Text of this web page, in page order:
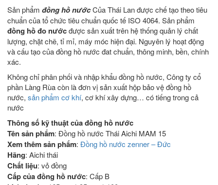
Sản phẩm đồng hồ nướcCủa Thái Lan được chế tạo theo tiêu
chuẩn của tổ chức tiêu chuẩn quốc tế ISO 4064. Sản phẩm
đồng hồ đo nướcđược sản xuất trên hệ thống quản lý chất
lượng, chặt chẽ, tỉ mỉ, máy móc hiện đại. Nguyên lý hoạt động
và cấu tạo của đồng hồ nước đat chuẩn, thông minh, bền, chính
xác.
Không chỉ phân phối và nhập khẩu đồng hồ nước, Công ty cổ
phần Làng Rùa còn là đơn vị sản xuất hộp bảo vệ đồng hồ
nước, sản phẩm cơ khí, cơ khí xây dựng… có tiếng trong cả
nước
Thông số kỹ thuật của đồng hồ nước
Tên sản phẩm: Đồng hồ nước Thái Aichi MAM 15
Xem thêm sản phẩm: Đồng hồ nước zenner – Đức
Hãng: Aichi thái
Chất liệu: vỏ đồng
Cấp của đồng hồ nước: Cấp B